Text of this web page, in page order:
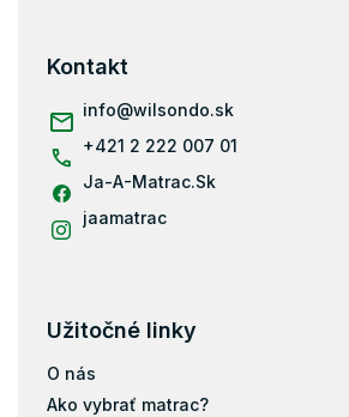
Kontakt
info@wilsondo.sk
+421 2 222 007 01
Ja-A-Matrac.Sk
jaamatrac
Užitočné linky
O nás
Ako vybrať matrac?